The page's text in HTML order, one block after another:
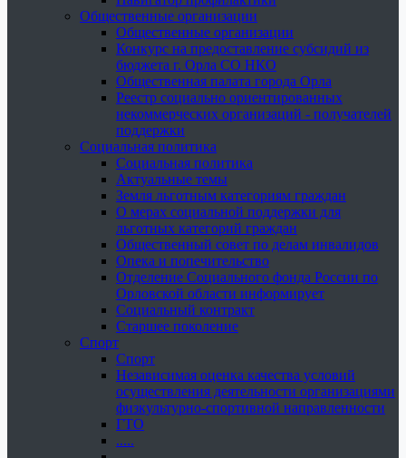
Общественные организации
Общественные организации
Конкурс на предоставление субсидий из
бюджета г. Орла СО НКО
Общественная палата города Орла
Реестр социально ориентированных
некоммерческих организаций - получателей
поддержки
Социальная политика
Социальная политика
Актуальные темы
Земля льготным категориям граждан
О мерах социальной поддержки для
льготных категорий граждан
Общественный совет по делам инвалидов
Опека и попечительство
Отделение Социального фонда России по
Орловской области информирует
Социальный контракт
Старшее поколение
Спорт
Спорт
Независимая оценка качества условий
осуществления деятельности организациями
физкультурно-спортивной направленности
ГТО
.....